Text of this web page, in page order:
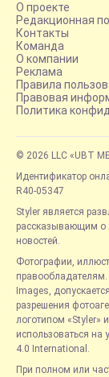
О проекте
Редакционная
Контакты
Команда
О компании
Реклама
Правила
Правовая
Политика
© 2026 LLC «UBT
Идентификатор
R40-05347
Styler является
рассказывающим о
новостей.
Фотографии,
Images,
разрешения
логотипом «Styler»
использоваться на
4.0 International.
При полном или